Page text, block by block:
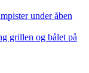
under åben
grillen og bålet på